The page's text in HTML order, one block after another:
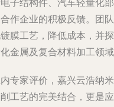
子结构件、汽车轻量化
作企业的积极反馈。团
膜工艺，降低成本，并
金属及复合材料加工领域
专家评价，嘉兴云浩纳
工艺的完美结合，更是